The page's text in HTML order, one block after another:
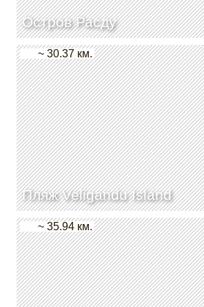
Остров Расду
Пляж Veligandu Island
~ 30.37 км.
~ 35.94 км.